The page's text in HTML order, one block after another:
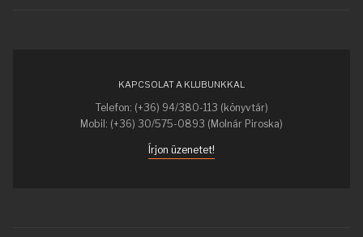
KAPCSOLAT A KLUBUNKKAL
Telefon: (+36) 94/380-113 (könyvtár)
Mobil: (+36) 30/575-0893 (Molnár Piroska)
Írjon üzenetet!